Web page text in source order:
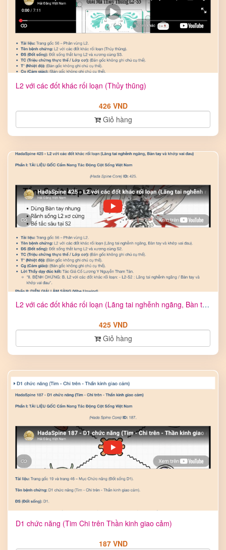
L2 với các đốt khác rối loạn (Thủy thũng)
426 VND
Giỏ hàng
L2 với các đốt khác rối loạn (Lãng tai nghễnh ngãng, Bàn tay ...
425 VND
Giỏ hàng
D1 chức năng (Tim Chi trên Thần kinh giao cảm)
187 VND